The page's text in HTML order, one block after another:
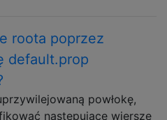
roota poprzez
default.prop
powłokę,
następujące wiersze